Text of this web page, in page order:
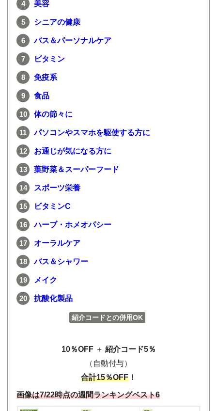
美容
シニアの健康
バス＆パーソナルケア
ビタミン
免疫系
食品
体の節々に
パソコンやスマホを駆使する方に
お通じが気になる方に
葉野菜＆スーパーフード
スポーツ栄養
ビタミンC
ハーブ・ホメオパシー
オーラルケア
バス＆シャワー
メイク
抗酸化製品
紹介コードとの併用OK
10％OFF＋ 紹介コード5％
（自動付与）
合計15％OFF ！
画像は7/22時点の週間ランキングベスト6